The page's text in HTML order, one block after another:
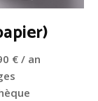
€ / an